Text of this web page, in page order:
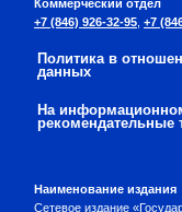
Коммерческий отдел
+7 (846) 926-32-95 +7
Политика в
данных
На
рекомендательные
Наименование издания
Сетевое издание